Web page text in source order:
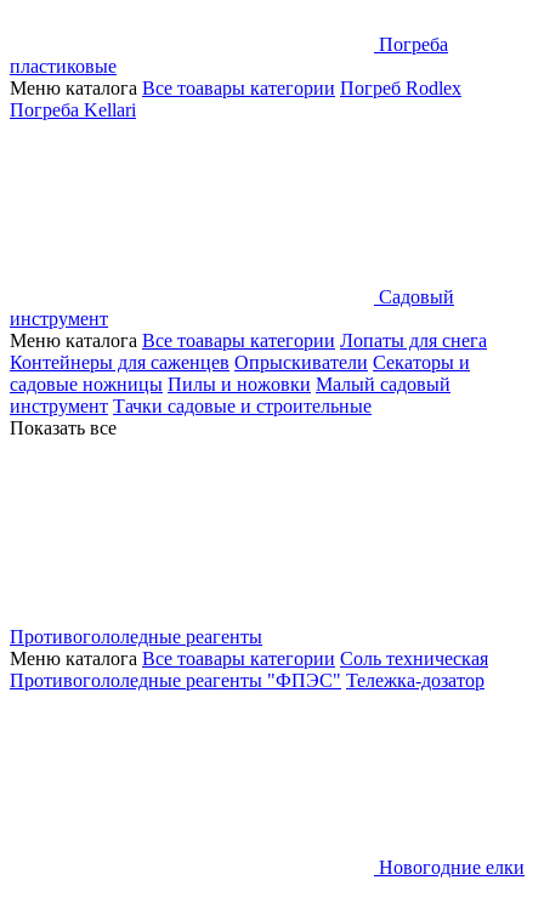
Погреба
пластиковые
Меню каталога Все тоавары категории Погреб Rodlex
Погреба Kellari
Садовый
инструмент
Меню каталога Все тоавары категории Лопаты для снега
Контейнеры для саженцев Опрыскиватели Секаторы и
садовые ножницы Пилы и ножовки Малый садовый
инструмент Тачки садовые и строительные
Показать все
Противогололедные реагенты
Меню каталога Все тоавары категории Соль техническая
Противогололедные реагенты "ФПЭС" Тележка-дозатор
Новогодние елки